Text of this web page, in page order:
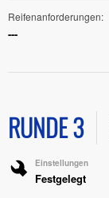
Reifenanforderungen
---
RUNDE 3
Einstellungen
Festgelegt